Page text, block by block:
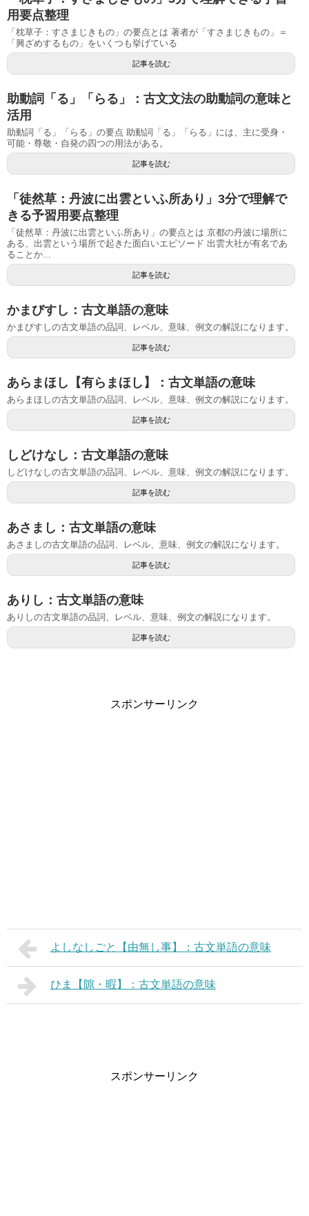
用要点整理
「枕草子：すさまじきもの」の要点とは 著者が「すさまじきもの」＝
「興ざめするもの」をいくつも挙げている
記事を読む
助動詞「る」「らる」：古文文法の助動詞の意味と
活用
助動詞「る」「らる」の要点 助動詞「る」「らる」には、主に受身・
可能・尊敬・自発の四つの用法がある。
記事を読む
「徒然草：丹波に出雲といふ所あり」3分で理解で
きる予習用要点整理
「徒然草：丹波に出雲といふ所あり」の要点とは 京都の丹波に場所に
ある、出雲という場所で起きた面白いエピソード 出雲大社が有名であ
ることか...
記事を読む
かまびすし：古文単語の意味
かまびすしの古文単語の品詞、レベル、意味、例文の解説になります。
記事を読む
あらまほし【有らまほし】：古文単語の意味
あらまほしの古文単語の品詞、レベル、意味、例文の解説になります。
記事を読む
しどけなし：古文単語の意味
しどけなしの古文単語の品詞、レベル、意味、例文の解説になります。
記事を読む
あさまし：古文単語の意味
あさましの古文単語の品詞、レベル、意味、例文の解説になります。
記事を読む
ありし：古文単語の意味
ありしの古文単語の品詞、レベル、意味、例文の解説になります。
記事を読む
スポンサーリンク
よしなしごと【由無し事】：古文単語の意味
ひま【隙・暇】：古文単語の意味
スポンサーリンク